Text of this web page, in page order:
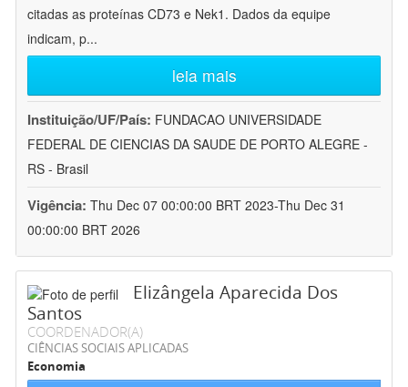
citadas as proteínas CD73 e Nek1. Dados da equipe
indicam, p...
leia mais
Instituição/UF/País: FUNDACAO UNIVERSIDADE
FEDERAL DE CIENCIAS DA SAUDE DE PORTO ALEGRE -
RS - Brasil
Vigência: Thu Dec 07 00:00:00 BRT 2023-Thu Dec 31
00:00:00 BRT 2026
Elizângela Aparecida Dos
Santos
COORDENADOR(A)
CIÊNCIAS SOCIAIS APLICADAS
Economia